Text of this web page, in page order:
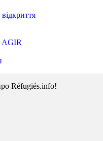
відкриття
AGIR
Réfugiés.info!